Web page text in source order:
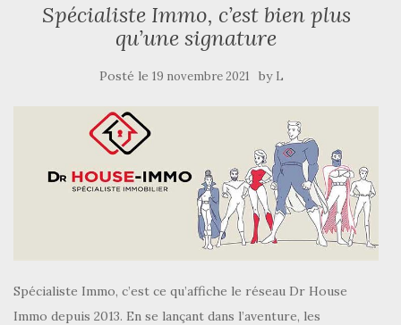
Spécialiste Immo, c’est bien plus
qu’une signature
Posté le 19 novembre 2021 by L
Spécialiste Immo, c’est ce qu’affiche le réseau Dr House
Immo depuis 2013. En se lançant dans l’aventure, les